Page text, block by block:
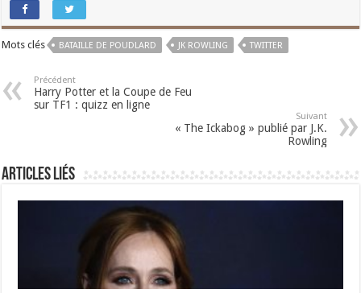
Mots clés BATAILLE DE POUDLARD JK ROWLING TWITTER
Précédent
Harry Potter et la Coupe de Feu
sur TF1 : quizz en ligne
Suivant
« The Ickabog » publié par J.K.
Rowling
Articles liés